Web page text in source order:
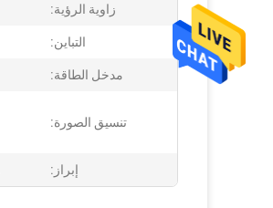
زاوية الرؤية:
التباين:
مدخل الطاقة:
تنسيق الصورة:
إبراز: